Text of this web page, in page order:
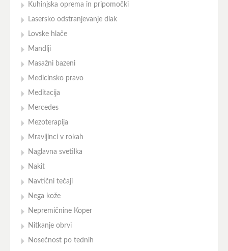
Kuhinjska oprema in pripomočki
Lasersko odstranjevanje dlak
Lovske hlače
Mandlji
Masažni bazeni
Medicinsko pravo
Meditacija
Mercedes
Mezoterapija
Mravljinci v rokah
Naglavna svetilka
Nakit
Navtični tečaji
Nega kože
Nepremičnine Koper
Nitkanje obrvi
Nosečnost po tednih